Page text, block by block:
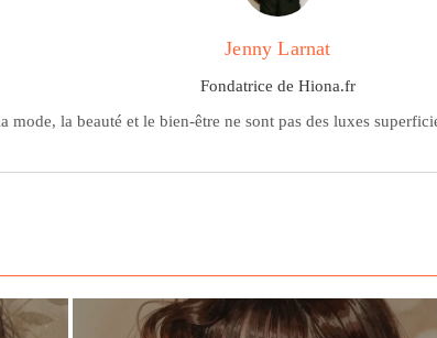
Jenny Larnat
Fondatrice de Hiona.fr
mode, la beauté et le bien-être ne sont pas des luxes